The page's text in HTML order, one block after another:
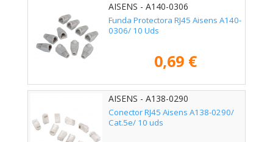
AISENS - A140-0306
Funda Protectora RJ45 Aisens A140-
0306/ 10 Uds
0,69 €
AISENS - A138-0290
Conector RJ45 Aisens A138-0290/
Cat.5e/ 10 uds